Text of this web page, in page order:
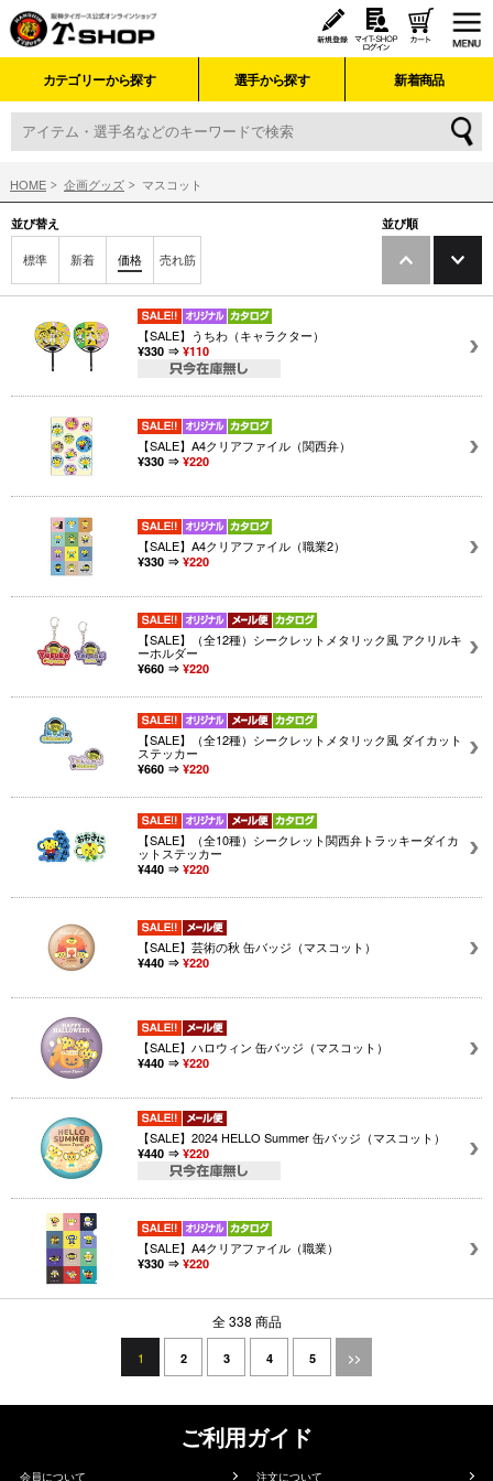
カテゴリーから探す 選手から探す 新着商品
HOME 企画グッズ マスコット
並び替え
標準 新着 価格 売れ筋
並び順
【SALE】うちわ（キャラクター）
¥330 ⇒ ¥110
【SALE】A4クリアファイル（関西弁）
¥330 ⇒ ¥220
【SALE】A4クリアファイル（職業2）
¥330 ⇒ ¥220
【SALE】（全12種）シークレットメタリック風 アクリルキ
ーホルダー
¥660 ⇒ ¥220
【SALE】（全12種）シークレットメタリック風 ダイカット
ステッカー
¥660 ⇒ ¥220
【SALE】（全10種）シークレット関西弁トラッキーダイカ
ットステッカー
¥440 ⇒ ¥220
【SALE】芸術の秋 缶バッジ（マスコット）
¥440 ⇒ ¥220
【SALE】ハロウィン 缶バッジ（マスコット）
¥440 ⇒ ¥220
【SALE】2024 HELLO Summer 缶バッジ（マスコット）
¥440 ⇒ ¥220
【SALE】A4クリアファイル（職業）
¥330 ⇒ ¥220
全 338 商品
1 2 3 4 5 >>
ご利用ガイド
会員について 注文について